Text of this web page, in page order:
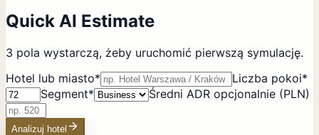
Quick AI Estimate
3 pola wystarczą, żeby uruchomić pierwszą symulację.
Website
Hotel lub miasto* Liczba pokoi*
Segment* Średni ADR opcjonalnie (PLN)
Analizuj hotel